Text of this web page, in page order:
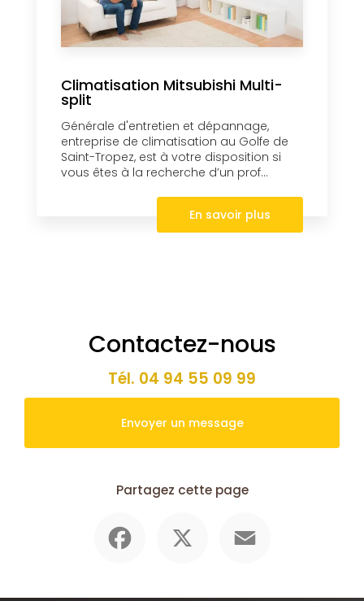
Climatisation Mitsubishi Multi-
split
Générale d'entretien et dépannage,
entreprise de climatisation au Golfe de
Saint-Tropez, est à votre disposition si
vous êtes à la recherche d’un prof...
En savoir plus
Contactez-nous
Tél. 04 94 55 09 99
Envoyer un message
Partagez cette page